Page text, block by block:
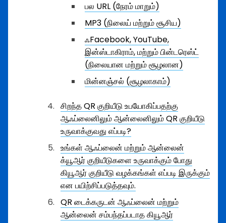
பல URL (நேரம் மாறும்)
MP3 (நிலைய் மற்றும் சூசிய)
ஃFacebook, YouTube,
இன்ஸ்டாகிராம், மற்றும் பின்டரெஸ்ட்
(நிலையான மற்றும் சூழலான)
மின்னஞ்சல் (சூழலாகாம்)
சிறந்த QR குறியீடு உபயோகிப்பதற்கு
ஆஃப்லைனிலும் ஆன்லைனிலும் QR குறியீடு
உருவாக்குவது எப்படி?
உங்கள் ஆஃப்லைன் மற்றும் ஆன்லைன்
க்யூஆர் குறியீடுகளை உருவாக்கும் போது
கியூஆர் குறியீடு வழக்கங்கள் எப்படி இருக்கும்
என பயிற்சிப்படுத்தவும்.
QR டைக்கருடன் ஆஃப்லைன் மற்றும்
ஆன்லைன் சம்பந்தப்படாத கியூஆர்